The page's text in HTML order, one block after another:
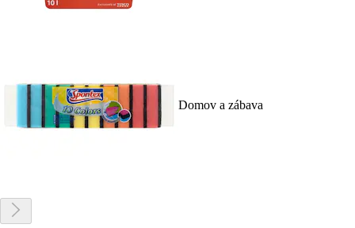
Domov a zábava